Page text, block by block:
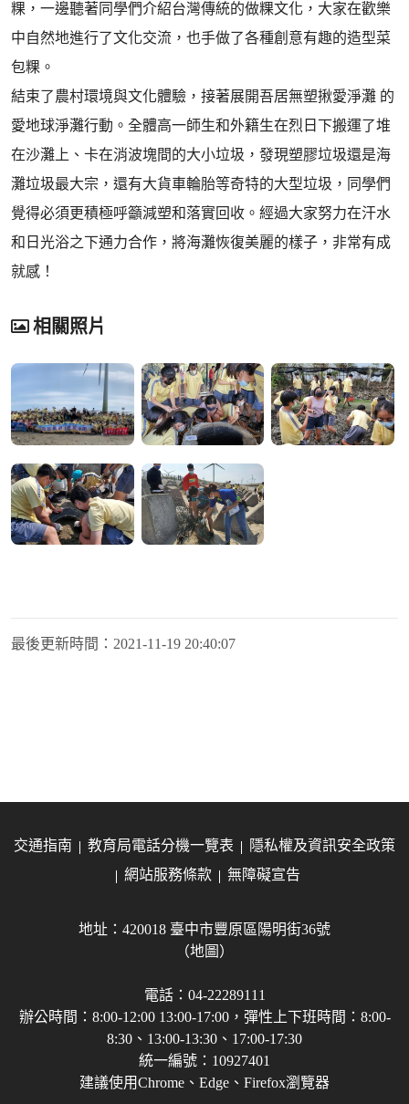
粿，一邊聽著同學們介紹台灣傳統的做粿文化，大家在歡樂
中自然地進行了文化交流，也手做了各種創意有趣的造型菜
包粿。
結束了農村環境與文化體驗，接著展開吾居無塑揪愛淨灘 的
愛地球淨灘行動。全體高一師生和外籍生在烈日下搬運了堆
在沙灘上、卡在消波塊間的大小垃圾，發現塑膠垃圾還是海
灘垃圾最大宗，還有大貨車輪胎等奇特的大型垃圾，同學們
覺得必須更積極呼籲減塑和落實回收。經過大家努力在汗水
和日光浴之下通力合作，將海灘恢復美麗的樣子，非常有成
就感！
相關照片
最後更新時間： 2021-11-19 20:40:07
交通指南 教育局電話分機一覽表
隱私權及資訊安全政策
網站服務條款
無障礙宣告
地址：420018 臺中市豐原區陽明街36號
（地圖）
電話：04-22289111
辦公時間：8:00-12:00 13:00-17:00，彈性上下班時間：8:00-
8:30、13:00-13:30、17:00-17:30
統一編號：10927401
建議使用Chrome、Edge、Firefox瀏覽器